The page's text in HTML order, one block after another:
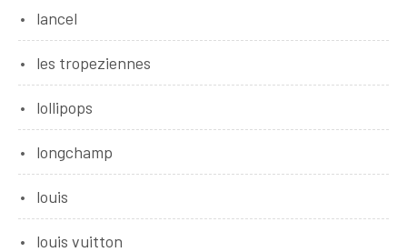
lancel
les tropeziennes
lollipops
longchamp
louis
louis vuitton